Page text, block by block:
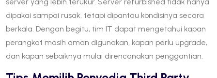
dipakai sampai rusak, tetapi dipantau kondisinya secara
berkala. Dengan begitu, tim IT dapat mengetahui kapan
perangkat masih aman digunakan, kapan perlu upgrade,
dan kapan sebaiknya mulai direncanakan penggantian.